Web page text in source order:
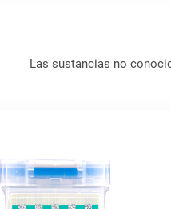
Las sustancias no